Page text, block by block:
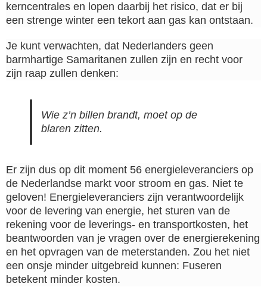
kerncentrales en lopen daarbij het risico, dat er bij
een strenge winter een tekort aan gas kan ontstaan.
Je kunt verwachten, dat Nederlanders geen
barmhartige Samaritanen zullen zijn en recht voor
zijn raap zullen denken:
Wie z’n billen brandt, moet op de
blaren zitten.
Er zijn dus op dit moment 56 energieleveranciers op
de Nederlandse markt voor stroom en gas. Niet te
geloven! Energieleveranciers zijn verantwoordelijk
voor de levering van energie, het sturen van de
rekening voor de leverings- en transportkosten, het
beantwoorden van je vragen over de energierekening
en het opvragen van de meterstanden. Zou het niet
een onsje minder uitgebreid kunnen: Fuseren
betekent minder kosten.